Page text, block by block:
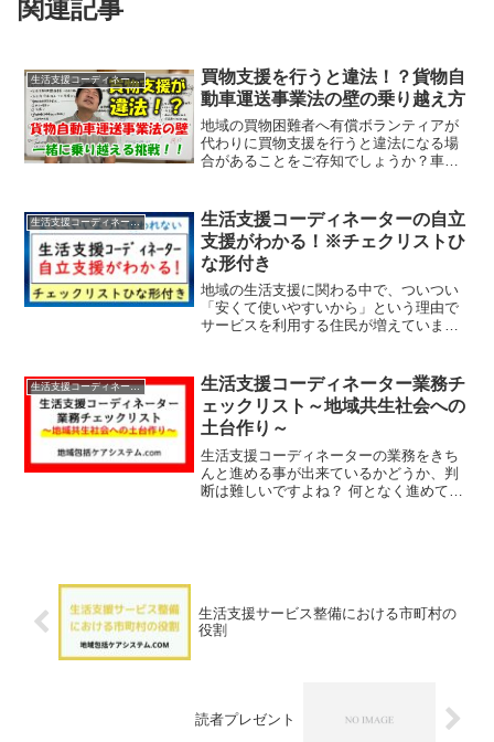
関連記事
生活支援コーディネーター
買物支援を行うと違法！？貨物自
動車運送事業法の壁の乗り越え方
地域の買物困難者へ有償ボランティアが
代わりに買物支援を行うと違法になる場
合があることをご存知でしょうか？車両
があります。「貨物自動車運送事業法」
貨物軽自動車運送事業とは...
生活支援コーディネーター
生活支援コーディネーターの自立
支援がわかる！※チェクリストひ
な形付き
地域の生活支援に関わる中で、ついつい
「安くて使いやすいから」という理由で
サービスを利用する住民が増えていませ
く、“支援が必要なくなるように支えるこ
と”です。本記事で...
生活支援コーディネーター
生活支援コーディネーター業務チ
ェックリスト～地域共生社会への
土台作り～
生活支援コーディネーターの業務をきち
んと進める事が出来ているかどうか、判
断は難しいですよね？ 何となく進めてい
生活支援サービス整備における市町村の
役割
読者プレゼント